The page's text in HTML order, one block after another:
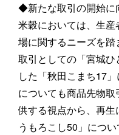
◆新たな取引の開始に
米穀においては、生
場に関するニーズを
取引としての「宮城
した「秋田こまち17
についても商品先物
供する視点から、再
うもろこし50」につ